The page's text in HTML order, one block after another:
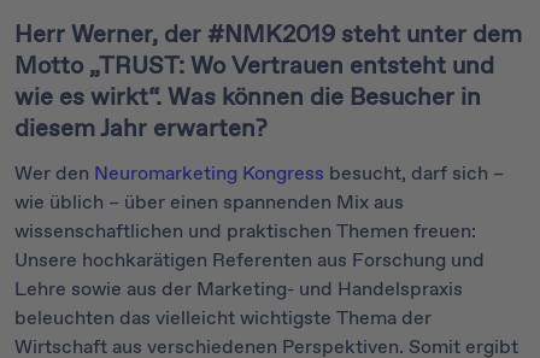
Herr Werner, der #NMK2019 steht unter dem
Motto „TRUST: Wo Vertrauen entsteht und
wie es wirkt“. Was können die Besucher in
diesem Jahr erwarten?
Wer den Neuromarketing Kongress besucht, darf sich –
wie üblich – über einen spannenden Mix aus
wissenschaftlichen und praktischen Themen freuen:
Unsere hochkarätigen Referenten aus Forschung und
Lehre sowie aus der Marketing- und Handelspraxis
beleuchten das vielleicht wichtigste Thema der
Wirtschaft aus verschiedenen Perspektiven. Somit ergibt